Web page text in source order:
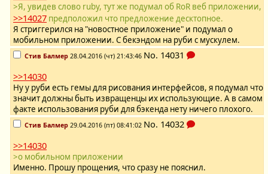
>Я, увидев слово ruby, тут же подумал об RoR веб приложении,
>>14027 предположил что предложение десктопное.
Я стриггерился на "новостное приложение" и подумал о
мобильном приложении. С бекэндом на руби с мускулем.
Стив Балмер 28.04.2016 (чт) 21:43:46 No. 14031
>>14030
Ну у руби есть гемы для рисования интерфейсов, я подумал что
значит должны быть извращенцы их использующие. А в самом
факте использования руби для бэкенда нету ничего плохого.
Стив Балмер 29.04.2016 (пт) 08:41:02 No. 14032
>>14030
>о мобильном приложении
Именно. Прошу прощения, что сразу не пояснил.